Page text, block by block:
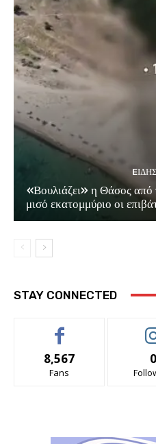
«Βουλιάζει» η Θάσος
μισό εκατομμύριο οι
STAY CONNECTED
8,567
Fans
0